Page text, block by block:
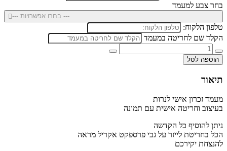
בחר צבע למעמד
--- בחרו אפשרויות ---
טלפון הלקוח:
הקלד שם לחריטה במעמד
הוספה לסל
תיאור
מעמד זכרון אישי לנרות
בעיצוב וחריטה אישית עם תמונה
ניתן להוסיף כל הקדשה
הכל בחריטת לייזר על גבי פרספקט אקריל מראה
להנצחת יקירכם